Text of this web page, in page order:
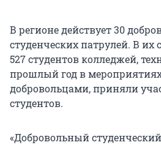
В регионе действует 30
студенческих патрулей. В их
527 студентов колледжей,
прошлый год в
добровольцами, приняли
студентов.
«Добровольный